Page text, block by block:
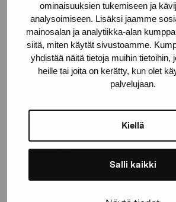
ominaisuuksien tukemiseen ja
analysoimiseen. Lisäksi jaamme
mainosalan ja analytiikka-alan
siitä, miten käytät sivustoamme.
yhdistää näitä tietoja muihin tietoihin,
heille tai joita on kerätty, kun olet
palvelujaan.
Kiellä
Salli kaikki
Håll dig uppdaterad
utställningar och
Förnamn
Efternamn